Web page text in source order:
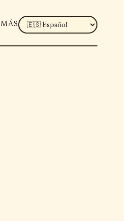
MÁS
LANGUAGE